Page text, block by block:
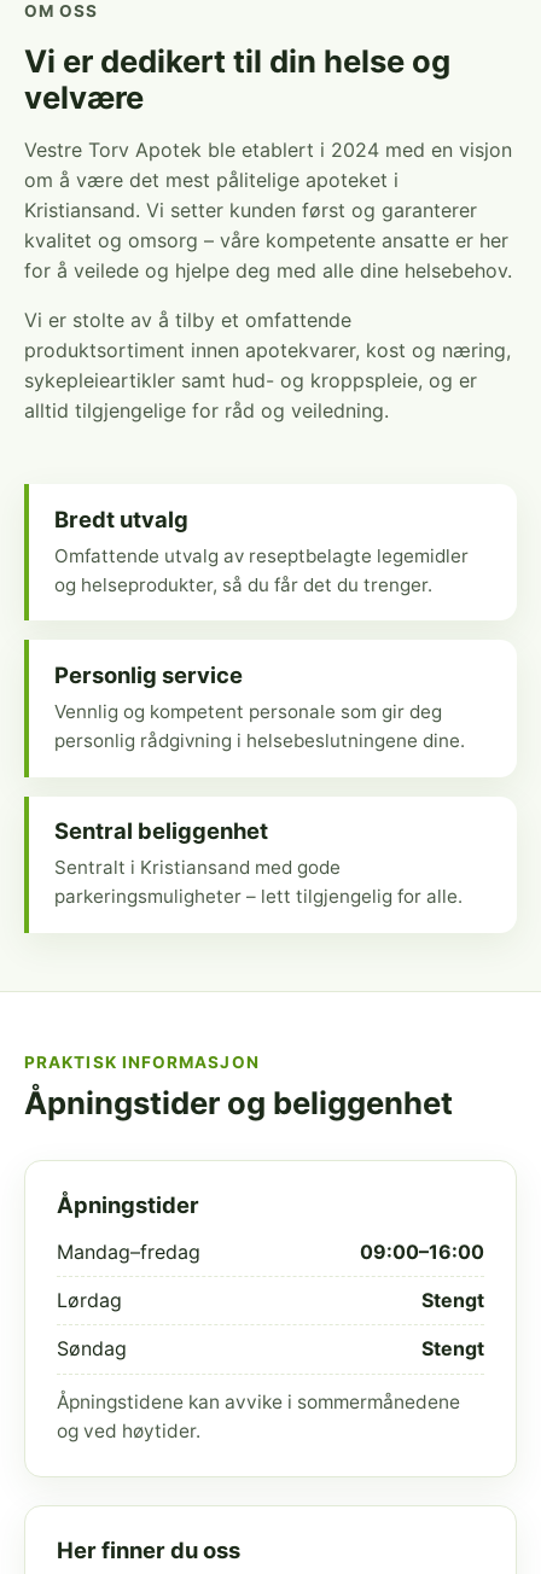
OM OSS
Vi er dedikert til din helse og
velvære
Vestre Torv Apotek ble etablert i 2024 med en visjon
om å være det mest pålitelige apoteket i
Kristiansand. Vi setter kunden først og garanterer
kvalitet og omsorg – våre kompetente ansatte er her
for å veilede og hjelpe deg med alle dine helsebehov.
Vi er stolte av å tilby et omfattende
produktsortiment innen apotekvarer, kost og næring,
sykepleieartikler samt hud- og kroppspleie, og er
alltid tilgjengelige for råd og veiledning.
Bredt utvalg
Omfattende utvalg av reseptbelagte legemidler
og helseprodukter, så du får det du trenger.
Personlig service
Vennlig og kompetent personale som gir deg
personlig rådgivning i helsebeslutningene dine.
Sentral beliggenhet
Sentralt i Kristiansand med gode
parkeringsmuligheter – lett tilgjengelig for alle.
PRAKTISK INFORMASJON
Åpningstider og beliggenhet
Åpningstider
Mandag–fredag 09:00–16:00
Lørdag Stengt
Søndag Stengt
Åpningstidene kan avvike i sommermånedene
og ved høytider.
Her finner du oss